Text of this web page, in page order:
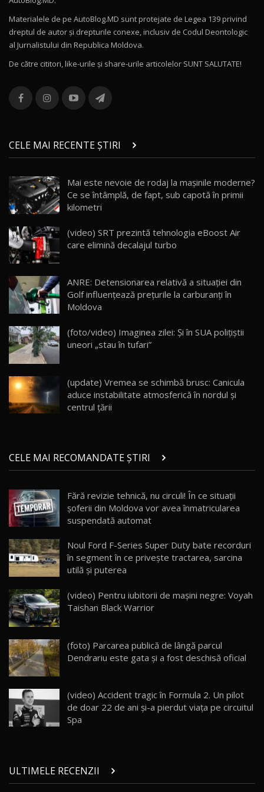
12
Noul MG HS / Test Drive AutoBlog.MD
16:48
13
combină aventura cu luxul / AutoBlog.MD
36:08
chinez care face lumea să se întoarcă după el
/ AutoBlog.MD
17:27
15 14:37
16
AutoBlogMD
13:10
17 20:06
30:08
AutoBlog.MD
23:36
20
Noul ZEEKR 7X / Test Drive AutoBlog.MD
29:08
21
Micul BYD Dolphin Surf / Test Drive
AutoBlog.MD
16:59
22
Noua Mazda 6e / Test Drive AutoBlog.MD
26:59
23
Lynk & Co 01 / Test Drive AutoBlog.MD
25:19
24
ZEEKR 009: Cel mai Performant și Confortabil
Van Electric Testat în Moldova / AutoBlog.MD
26:38
25
mai Exclusiv și Puternic Defender Testat în
Moldova
32:21
26
AutoBlog.MD
10:57
28
Noul Geely Monjaro 2025! Mai ieftin și mai
dotat / Test Drive AutoBlog.MD
Materialele de pe AutoBlog.MD sunt protejate de Legea 139 privind
dreptul de autor și drepturile conexe, inclusiv de Codul Deontologic
al Jurnalistului din Republica Moldova.
De către cititori, like-urile şi share-urile articolelor SUNT SALUTATE!
CELE MAI RECENTE ȘTIRI
Mai este nevoie de rodaj la mașinile moderne?
Ce se întâmplă, de fapt, sub capotă în primii
kilometri
(video) SRT prezintă tehnologia eBoost Air
care elimină decalajul turbo
ANRE: Detensionarea relativă a situației din
Golf influențează prețurile la carburanți în
Moldova
(foto/video) Imaginea zilei: Și în SUA polițiștii
uneori „stau în tufari”
(update) Vremea se schimbă brusc: Canicula
aduce instabilitate atmosferică în nordul și
centrul țării
CELE MAI RECOMANDATE ȘTIRI
Fără revizie tehnică, nu circuli! În ce situații
șoferii din Moldova vor avea înmatricularea
suspendată automat
Noul Ford F-Series Super Duty bate recorduri
în segment în ce priveşte tractarea, sarcina
utilă şi puterea
(video) Pentru iubitorii de mașini negre: Voyah
Taishan Black Warrior
(foto) Parcarea publică de lângă parcul
Dendrariu este gata şi a fost deschisă oficial
(video) Accident tragic în Formula 2. Un pilot
de doar 22 de ani şi-a pierdut viaţa pe circuitul
Spa
ULTIMELE RECENZII